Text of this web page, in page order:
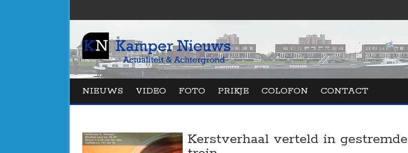
NIEUWS VIDEO FOTO PRIKJE COLOFON CONTACT
Kerstverhaal verteld in gestremde